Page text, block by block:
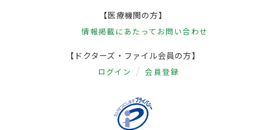
【医療機関の方】
情報掲載にあたって お問い合わせ
【ドクターズ・ファイル会員の方】
ログイン 会員登録